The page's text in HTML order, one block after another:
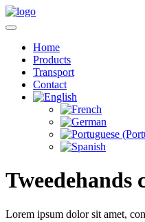
Home
Products
Transport
Contact
Tweedehands
Lorem ipsum dolor sit amet,